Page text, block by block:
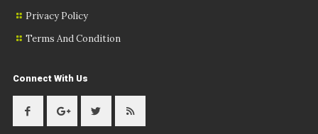
Privacy Policy
Terms And Condition
Connect With Us